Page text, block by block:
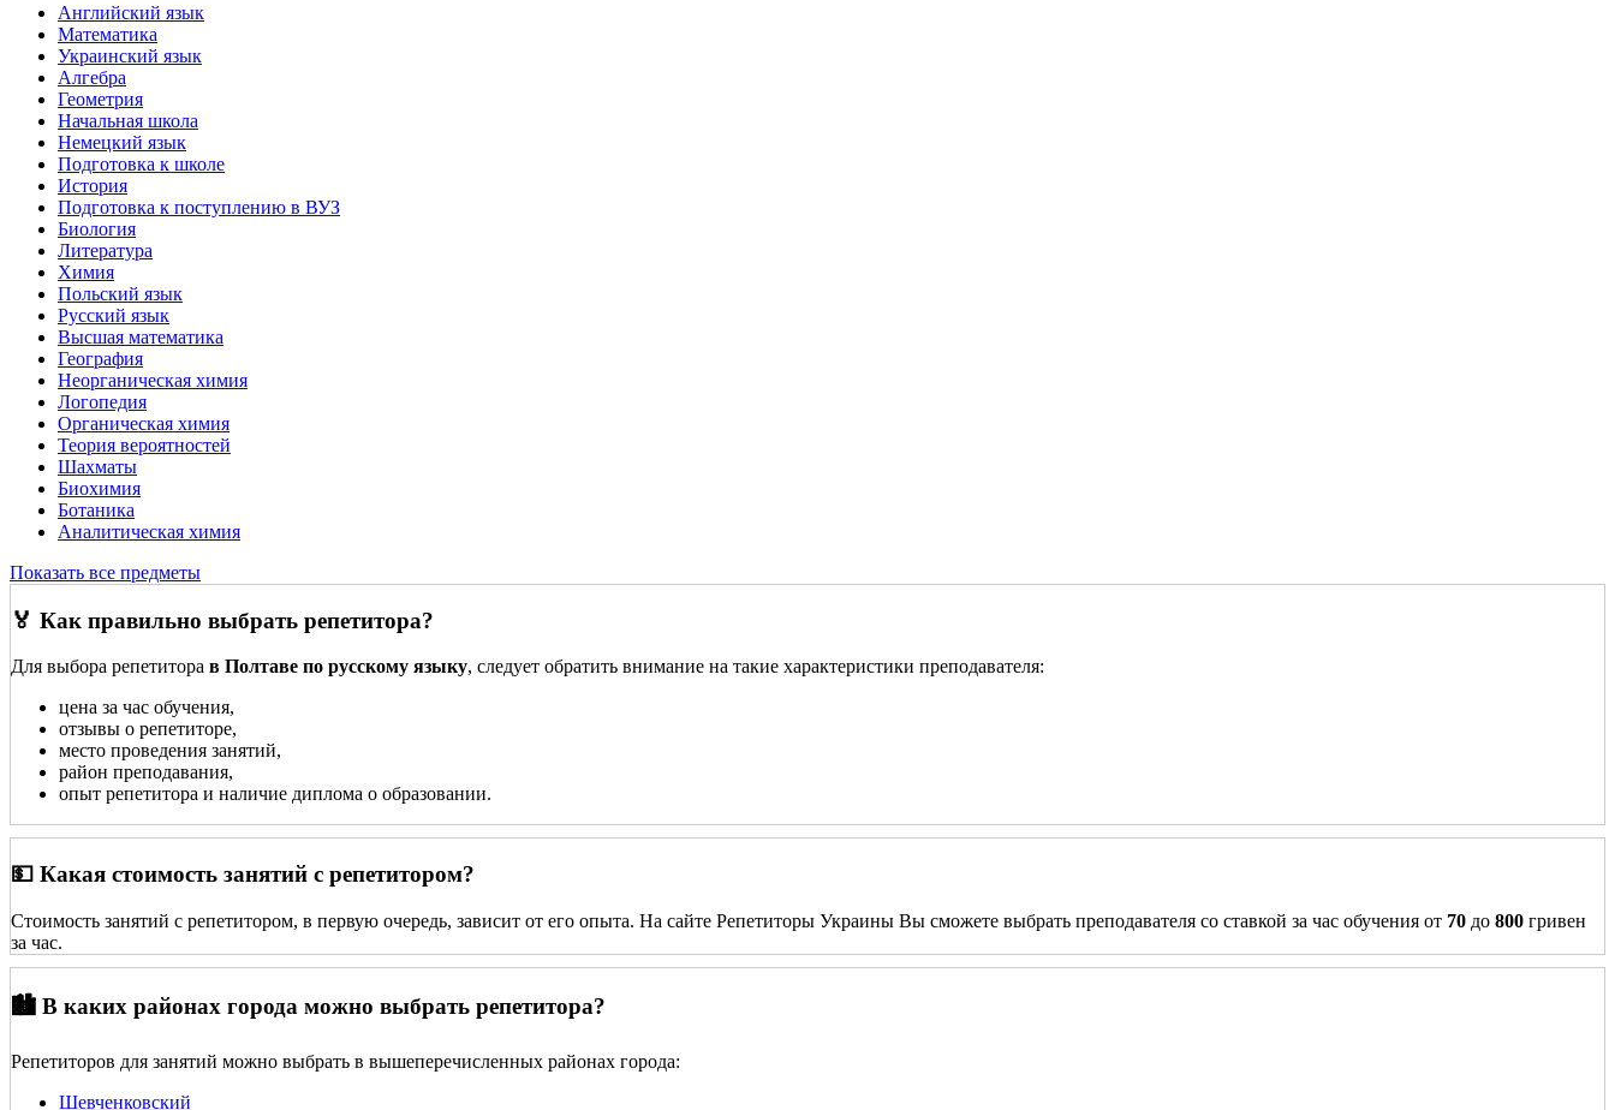
Английский язык
Математика
Украинский язык
Алгебра
Геометрия
Начальная школа
Немецкий язык
Подготовка к школе
История
Подготовка к поступлению в ВУЗ
Биология
Литература
Химия
Польский язык
Русский язык
Высшая математика
География
Неорганическая химия
Логопедия
Органическая химия
Теория вероятностей
Шахматы
Биохимия
Ботаника
Аналитическая химия
Показать все предметы
🏅 Как правильно выбрать репетитора?
Для выбора репетитора в Полтаве по русскому языку, следует обратить внимание на такие характеристики преподавателя:
цена за час обучения,
отзывы о репетиторе,
место проведения занятий,
район преподавания,
опыт репетитора и наличие диплома о образовании.
💵 Какая стоимость занятий с репетитором?
Стоимость занятий с репетитором, в первую очередь, зависит от его опыта. На сайте Репетиторы Украины Вы сможете выбрать преподавателя со ставкой за час обучения от 70 до 800 гривен
за час.
🏙️ В каких районах города можно выбрать репетитора?
Репетиторов для занятий можно выбрать в вышеперечисленных районах города:
Шевченковский